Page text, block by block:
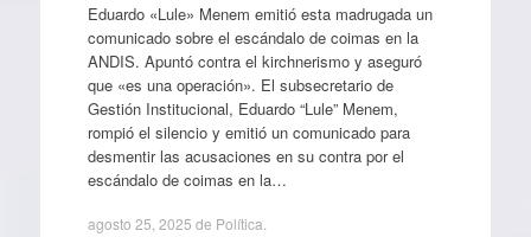
Eduardo «Lule» Menem emitió esta madrugada un
comunicado sobre el escándalo de coimas en la
ANDIS. Apuntó contra el kirchnerismo y aseguró
que «es una operación». El subsecretario de
Gestión Institucional, Eduardo “Lule” Menem,
rompió el silencio y emitió un comunicado para
desmentir las acusaciones en su contra por el
escándalo de coimas en la…
agosto 25, 2025 de Política